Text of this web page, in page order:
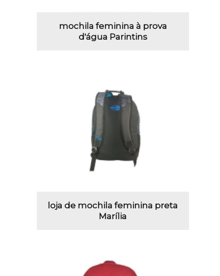
mochila feminina à prova
d'água Parintins
loja de mochila feminina preta
Marília